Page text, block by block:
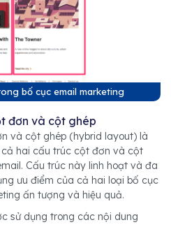
bố cục email marketing
đơn và cột ghép
và cột ghép (hybrid layout) là
hai cấu trúc cột đơn và cột
Cấu trúc này linh hoạt và đa
ưu điểm của cả hai loại bố cục
ấn tượng và hiệu quả.
sử dụng trong các nội dung